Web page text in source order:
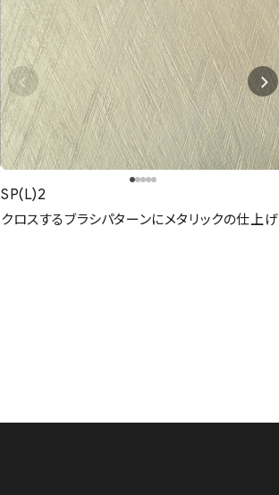
SP(L)2
クロスするブラシパターンにメタリックの仕上げ